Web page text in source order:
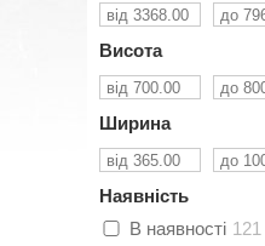
Висота
Ширина
Наявність
В наявності 121